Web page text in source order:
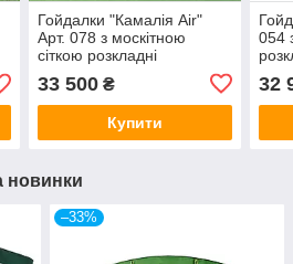
Гойдалки "Камалія Air"
Арт. 078 з москітною
сіткою розкладні
33 500₴
Купити
054
32
новинки
–33%